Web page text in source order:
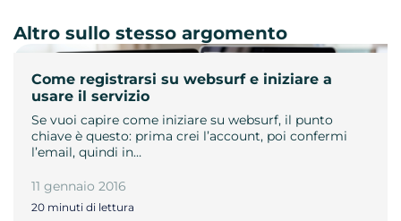
Come registrarsi su websurf e iniziare a
usare il servizio
Se vuoi capire come iniziare su websurf, il punto
chiave è questo: prima crei l’account, poi confermi
l’email, quindi in…
11 gennaio 2016
20 minuti di lettura
Altro sullo stesso argomento